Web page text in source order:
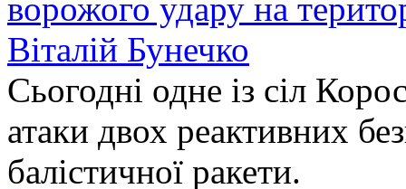
ворожого удару на
Віталій Бунечко
Сьогодні одне із сіл
атаки двох реактивних
балістичної ракети.